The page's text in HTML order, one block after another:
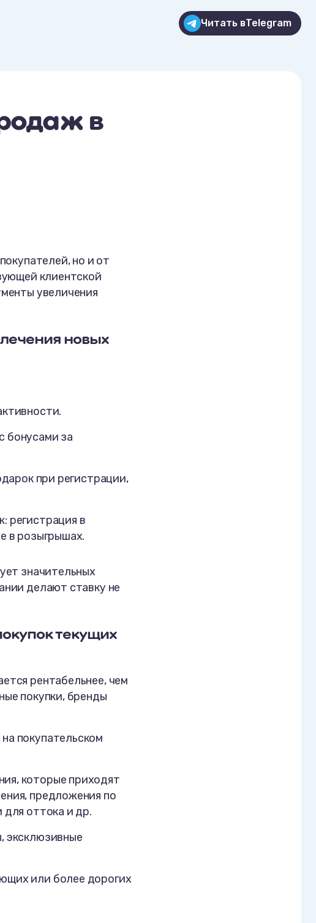
Читать вTelegram
в
но и от
клиентской
увеличения
новых
бонусами за
при регистрации,
регистрация в
в розыгрышах.
значительных
делают ставку не
текущих
рентабельнее, чем
покупки, бренды
покупательском
которые приходят
предложения по
для оттока и др.
эксклюзивные
или более дорогих